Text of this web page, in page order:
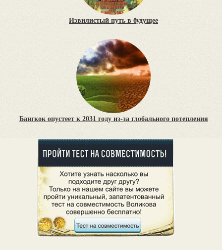
Извилистый путь в будущее
Бангкок опустеет к 2031 году из-за глобального потепления